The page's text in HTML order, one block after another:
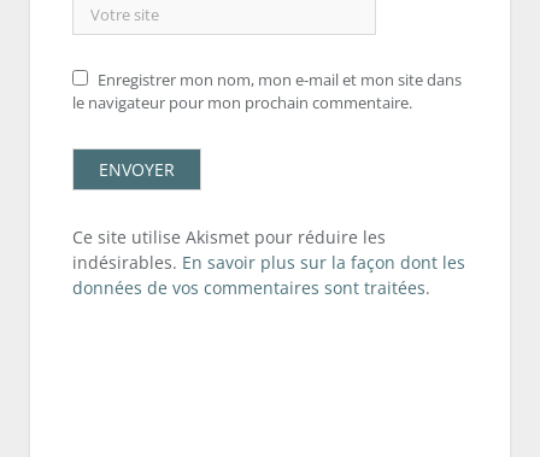
Enregistrer mon nom, mon e-mail et mon site dans
le navigateur pour mon prochain commentaire.
Ce site utilise Akismet pour réduire les
indésirables. En savoir plus sur la façon dont les
données de vos commentaires sont traitées.